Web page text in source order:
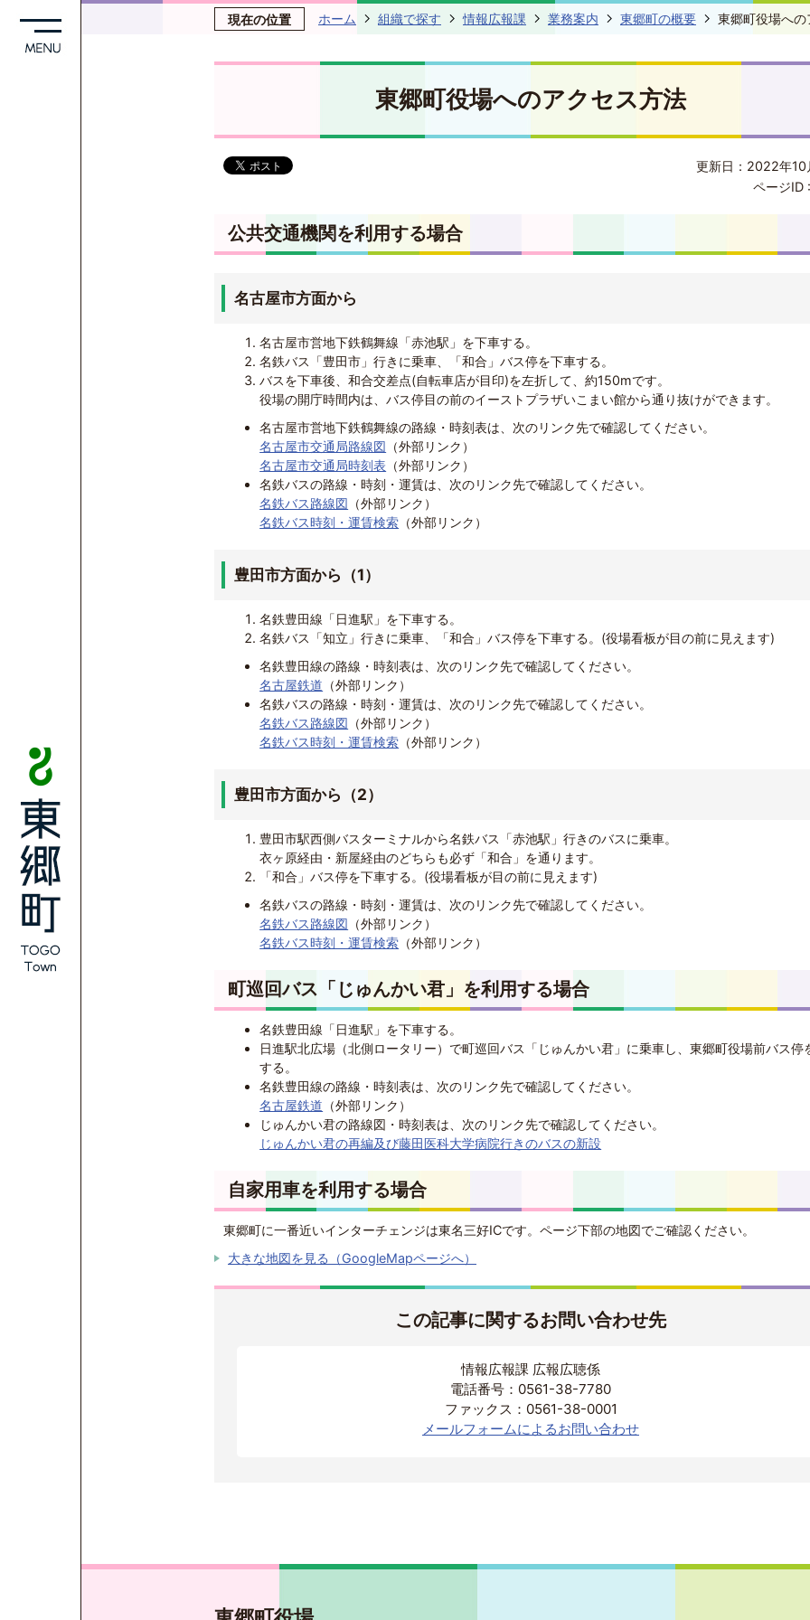
現在の位置 ホーム 組織で探す 情報広報課 業務案内 東郷町の概要 東郷町役場へ
東郷町役場へのアクセス方法
更新日：2022年10
ページID
公共交通機関を利用する場合
名古屋市方面から
名古屋市営地下鉄鶴舞線「赤池駅」を下車する。
名鉄バス「豊田市」行きに乗車、「和合」バス停を下車する。
バスを下車後、和合交差点(自転車店が目印)を左折して、約150mです。
役場の開庁時間内は、バス停目の前のイーストプラザいこまい館から通り抜けができます。
名古屋市営地下鉄鶴舞線の路線・時刻表は、次のリンク先で確認してください。
名古屋市交通局路線図 （外部リンク）
名古屋市交通局時刻表 （外部リンク）
名鉄バスの路線・時刻・運賃は、次のリンク先で確認してください。
名鉄バス路線図 （外部リンク）
名鉄バス時刻・運賃検索 （外部リンク）
豊田市方面から（1）
名鉄豊田線「日進駅」を下車する。
名鉄バス「知立」行きに乗車、「和合」バス停を下車する。(役場看板が目の前に見えます)
名鉄豊田線の路線・時刻表は、次のリンク先で確認してください。
名古屋鉄道 （外部リンク）
名鉄バスの路線・時刻・運賃は、次のリンク先で確認してください。
名鉄バス路線図 （外部リンク）
名鉄バス時刻・運賃検索 （外部リンク）
豊田市方面から（2）
豊田市駅西側バスターミナルから名鉄バス「赤池駅」行きのバスに乗車。
衣ヶ原経由・新屋経由のどちらも必ず「和合」を通ります。
「和合」バス停を下車する。(役場看板が目の前に見えます)
名鉄バスの路線・時刻・運賃は、次のリンク先で確認してください。
名鉄バス路線図 （外部リンク）
名鉄バス時刻・運賃検索 （外部リンク）
町巡回バス「じゅんかい君」を利用する場合
名鉄豊田線「日進駅」を下車する。
日進駅北広場（北側ロータリー）で町巡回バス「じゅんかい君」に乗車し、東郷町役場前バス停
する。
名鉄豊田線の路線・時刻表は、次のリンク先で確認してください。
名古屋鉄道 （外部リンク）
じゅんかい君の路線図・時刻表は、次のリンク先で確認してください。
じゅんかい君の再編及び藤田医科大学病院行きのバスの新設
自家用車を利用する場合
東郷町に一番近いインターチェンジは東名三好ICです。ページ下部の地図でご確認ください。
大きな地図を見る（GoogleMapページへ）
この記事に関するお問い合わせ先
情報広報課 広報広聴係
電話番号：0561-38-7780
ファックス：0561-38-0001
メールフォームによるお問い合わせ